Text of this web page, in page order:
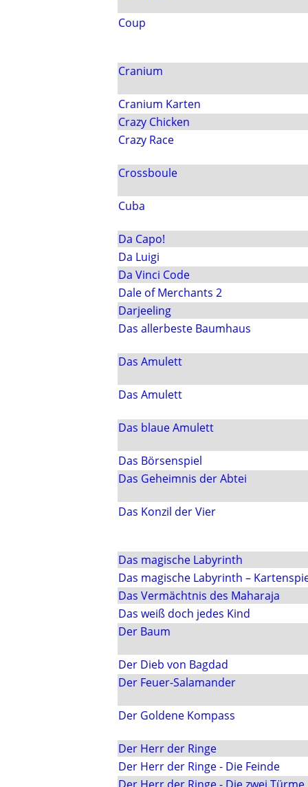
Coup
Cranium
Cranium Karten
Crazy Chicken
Crazy Race
Crossboule
Cuba
Da Capo!
Da Luigi
Da Vinci Code
Dale of Merchants 2
Darjeeling
Das allerbeste Baumhaus
Das Amulett
Das Amulett
Das blaue Amulett
Das Börsenspiel
Das Geheimnis der Abtei
Das Konzil der Vier
Das magische Labyrinth
Das magische Labyrinth –
Das Vermächtnis des Maharaja
Das weiß doch jedes Kind
Der Baum
Der Dieb von Bagdad
Der Feuer-Salamander
Der Goldene Kompass
Der Herr der Ringe
Der Herr der Ringe - Die Feinde